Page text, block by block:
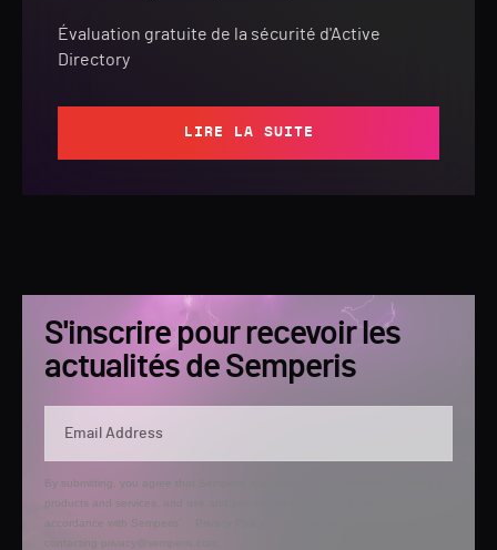
Évaluation gratuite de la sécurité d'Active
Directory
LIRE LA SUITE
S'inscrire pour recevoir les
actualités de Semperis
By submitting, you agree that Semperis may send you information regarding its
products and services, and use and process your personal information in
accordance with Semperis’
contacting privacy@semperis.com.